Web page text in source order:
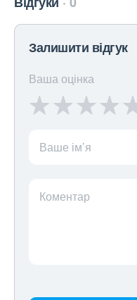
Залишити відгук
Ваша оцінка
Ваше ім’я
Коментар